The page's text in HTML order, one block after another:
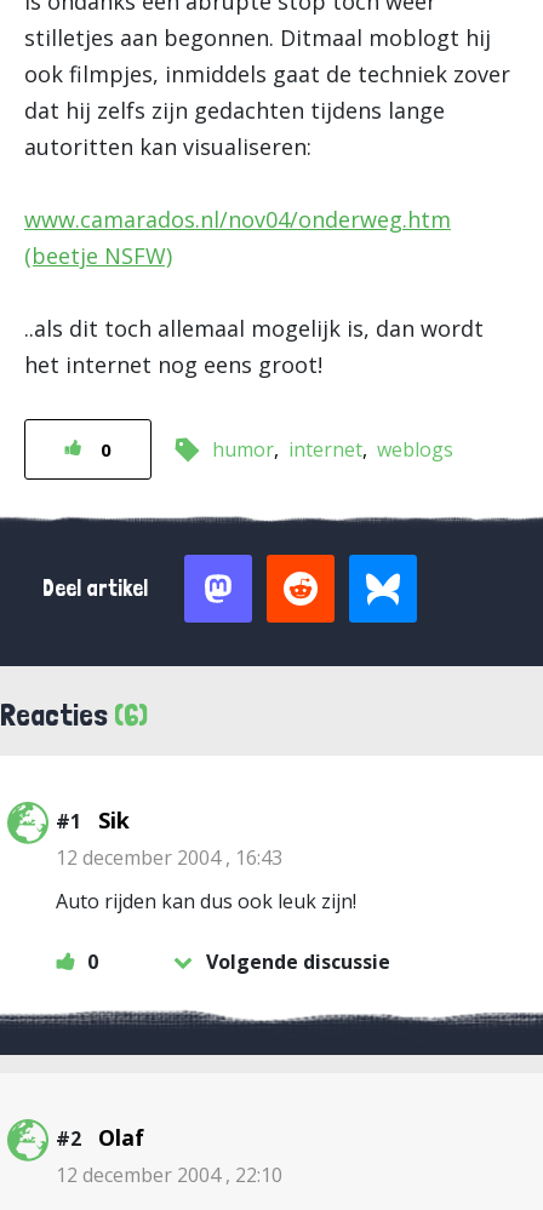
stilletjes aan begonnen. Ditmaal moblogt hij
ook filmpjes, inmiddels gaat de techniek zover
dat hij zelfs zijn gedachten tijdens lange
autoritten kan visualiseren:
www.camarados.nl/nov04/onderweg.htm
(beetje NSFW)
..als dit toch allemaal mogelijk is, dan wordt
het internet nog eens groot!
0 humor internet weblogs
Deel artikel
Reacties (6)
#1 Sik
12 december 2004 , 16:43
Auto rijden kan dus ook leuk zijn!
0 Volgende discussie
#2 Olaf
12 december 2004 , 22:10